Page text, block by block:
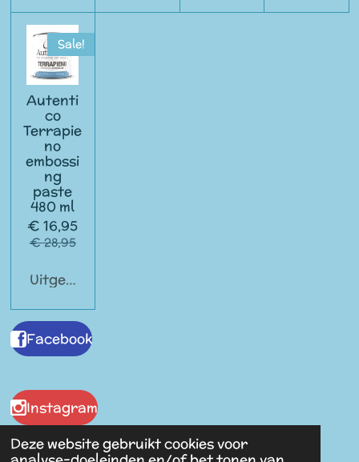
Deze website gebruikt cookies voor
Sale!
Autenti
co
Terrapie
no
embossi
ng
paste
480 ml
€ 16,95
€ 28,95
Uitgeschakeld
Facebook
Instagram